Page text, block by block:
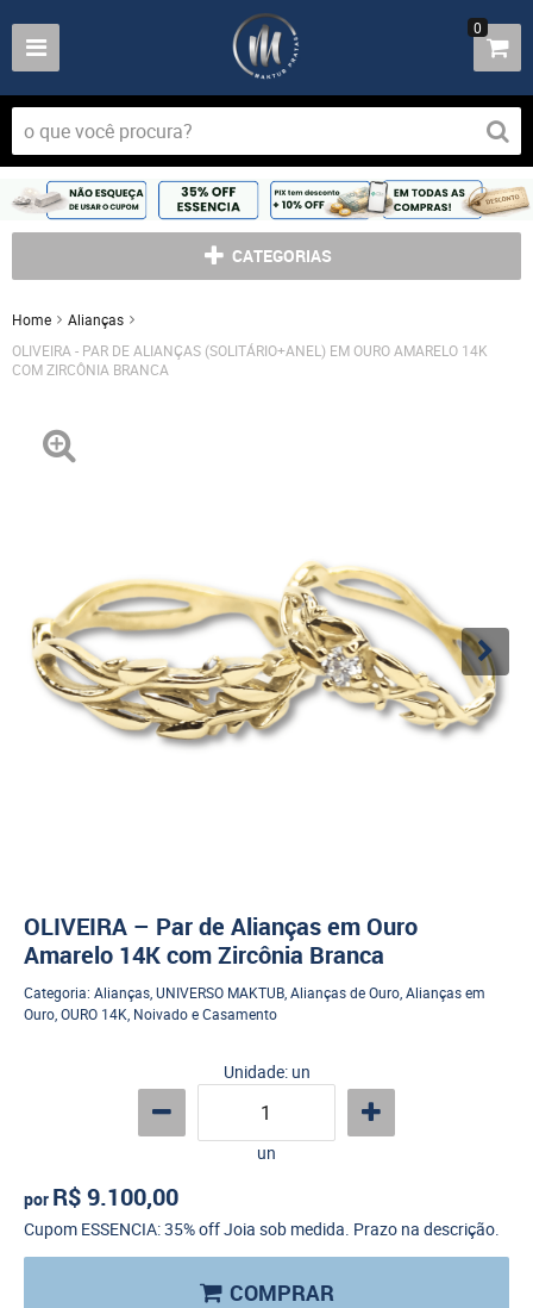
0
CATEGORIAS
Home
Alianças
OLIVEIRA - PAR DE ALIANÇAS (SOLITÁRIO+ANEL) EM OURO AMARELO 14K
COM ZIRCÔNIA BRANCA
OLIVEIRA – Par de Alianças em Ouro
Amarelo 14K com Zircônia Branca
Categoria: Alianças UNIVERSO MAKTUB Alianças de Ouro Alianças em
Ouro OURO 14K Noivado e Casamento
Unidade: un
un
por R$ 9.100,00
Cupom ESSENCIA: 35% off Joia sob medida. Prazo na descrição.
COMPRAR